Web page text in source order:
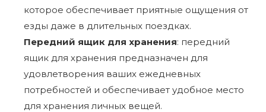
которое обеспечивает приятные ощущения от
езды даже в длительных поездках.
Передний ящик для хранения: передний
ящик для хранения предназначен для
удовлетворения ваших ежедневных
потребностей и обеспечивает удобное место
для хранения личных вещей.